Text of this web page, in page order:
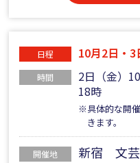
日程 10月2日・3
時間
2日（金）
18時
※具体的な開
きます。
開催地 新宿 文